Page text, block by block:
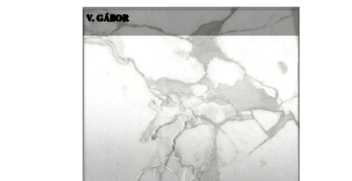
V. GÁBOR